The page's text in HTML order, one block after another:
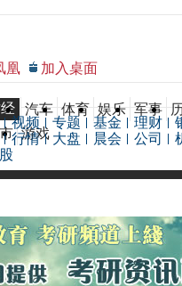
凰
加入桌面
汽车 体育 娱乐 军事
游戏
视频 专题 基金 理财
行情 大盘 晨会 公司